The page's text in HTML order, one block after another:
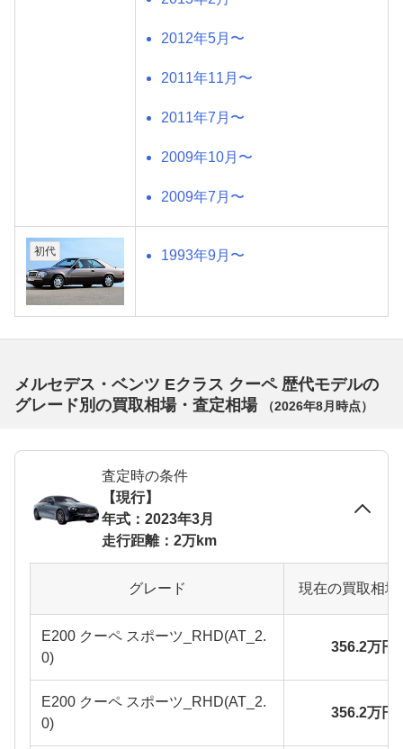
2012年5月〜
2011年11月〜
2011年7月〜
2009年10月〜
2009年7月〜
初代 1993年9月〜
メルセデス・ベンツ Eクラス クーペ 歴代モデルの
グレード別の買取相場・査定相場
（2026年8月 時点）
査定時の条件
【現行】
年式：2023年3月
走行距離：2万km
グレード 現在の買取相
E200 クーペ スポーツ_RHD(AT_2.
0)
356.2万円
E200 クーペ スポーツ_RHD(AT_2.
0)
356.2万円